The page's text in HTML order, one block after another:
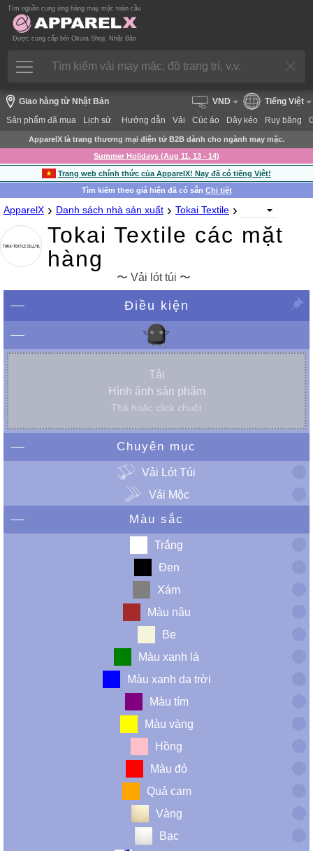
Tìm nguồn cung ứng hàng may mặc toàn cầu
Được cung cấp bởi Okura Shoji, Nhật Bản
Giao hàng từ Nhật Bản
Sản phẩm đã mua
Lịch sử Hướng dẫn Vải Cúc áo Dây kéo Ruy băng
VND Tiếng Việt
ApparelX là trang thương mại điện tử B2B dành cho ngành may mặc.
Summer Holidays (Aug 11, 13 - 14)
Trang web chính thức của ApparelX! Nay đã có tiếng Việt!
Tìm kiếm theo giá hiện đã có sẵn Chi tiết
ApparelX › Danh sách nhà sản xuất › Tokai Textile ›
Tokai Textile các mặt
hàng
〜 Vải lót túi 〜
Điều kiện
Tải
Hình ảnh sản phẩm
Thả hoặc click chuột
Chuyên mục
Vải Lót Túi
Vải Mộc
Màu sắc
Trắng
Đen
Xám
Màu nâu
Be
Màu xanh lá
Màu xanh da trời
Màu tím
Màu vàng
Hồng
Màu đỏ
Quả cam
Vàng
Bạc